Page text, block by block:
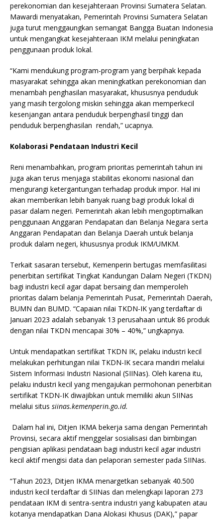
perekonomian dan kesejahteraan Provinsi Sumatera Selatan.
Mawardi menyatakan, Pemerintah Provinsi Sumatera Selatan
juga turut menggaungkan semangat Bangga Buatan Indonesia
untuk mengangkat kesejahteraan IKM melalui peningkatan
penggunaan produk lokal.
“Kami mendukung program-program yang berpihak kepada
masyarakat sehingga akan meningkatkan perekonomian dan
menambah penghasilan masyarakat, khususnya penduduk
yang masih tergolong miskin sehingga akan memperkecil
kesenjangan antara penduduk berpenghasil tinggi dan
penduduk berpenghasilan rendah,” ucapnya.
Kolaborasi Pendataan Industri Kecil
Reni menambahkan, program prioritas pemerintah tahun ini
juga akan terus menjaga stabilitas ekonomi nasional dan
mengurangi ketergantungan terhadap produk impor. Hal ini
akan memberikan lebih banyak ruang bagi produk lokal di
pasar dalam negeri. Pemerintah akan lebih mengoptimalkan
penggunaan Anggaran Pendapatan dan Belanja Negara serta
Anggaran Pendapatan dan Belanja Daerah untuk belanja
produk dalam negeri, khususnya produk IKM/UMKM.
Terkait sasaran tersebut, Kemenperin bertugas memfasilitasi
penerbitan sertifikat Tingkat Kandungan Dalam Negeri (TKDN)
bagi industri kecil agar dapat bersaing dan memperoleh
prioritas dalam belanja Pemerintah Pusat, Pemerintah Daerah,
BUMN dan BUMD. “Capaian nilai TKDN-IK yang terdaftar di
Januari 2023 adalah sebanyak 13 perusahaan untuk 86 produk
dengan nilai TKDN mencapai 30% – 40%,” ungkapnya.
Untuk mendapatkan sertifikat TKDN IK, pelaku industri kecil
melakukan perhitungan nilai TKDN-IK secara mandiri melalui
Sistem Informasi Industri Nasional (SIINas). Oleh karena itu,
pelaku industri kecil yang mengajukan permohonan penerbitan
sertifikat TKDN-IK diwajibkan untuk memiliki akun SIINas
melalui situs siinas.kemenperin.go.id.
Dalam hal ini, Ditjen IKMA bekerja sama dengan Pemerintah
Provinsi, secara aktif menggelar sosialisasi dan bimbingan
pengisian aplikasi pendataan bagi industri kecil agar industri
kecil aktif mengisi data dan pelaporan semester pada SIINas.
“Tahun 2023, Ditjen IKMA menargetkan sebanyak 40.500
industri kecil terdaftar di SIINas dan melengkapi laporan 273
pendataan IKM di sentra-sentra industri yang kabupaten atau
kotanya mendapatkan Dana Alokasi Khusus (DAK),” papar